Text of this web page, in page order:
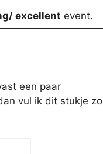
excellent event.
een paar
vul ik dit stukje zo